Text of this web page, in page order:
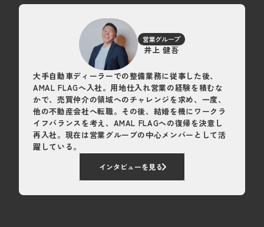
営業グループ
井上 健吾
大手自動車ディーラーでの整備業務に従事した後、
AMAL FLAGへ入社。用地仕入れ営業の経験を積むな
かで、売買仲介の領域へのチャレンジを求め、一度、
他の不動産会社へ転職。その後、結婚を機にワークラ
イフバランスを考え、AMAL FLAGへの復帰を決意し
再入社。現在は営業グループの中心メンバーとして活
躍している。
インタビューを見る